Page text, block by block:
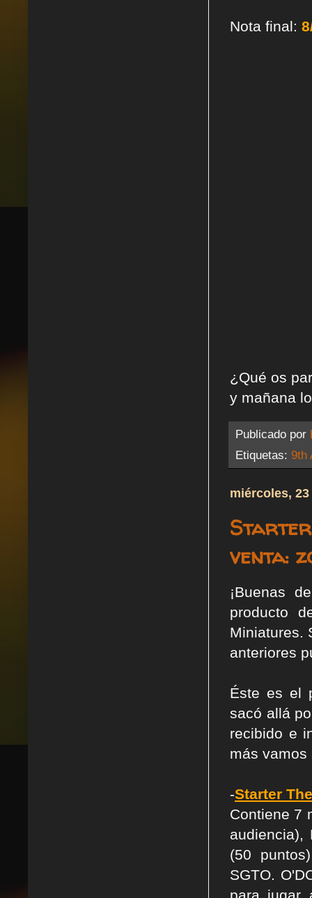
Nota final:
¿Qué os
y mañana
Publicado por
Etiquetas: 9th
miércoles,
Starter
venta:
¡Buenas
producto
Miniatures.
anteriores
Éste es el
sacó allá
recibido e
más vamos
-Starter
Contiene 7
audiencia),
(50
SGTO.